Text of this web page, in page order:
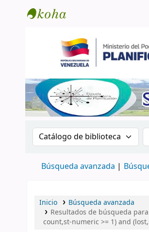
Buscar en el catálogo por:
Búsqueda avanzada
Inicio
Búsqueda avanzada
Resultados de búsqueda
count,st-numeric >= 1) and